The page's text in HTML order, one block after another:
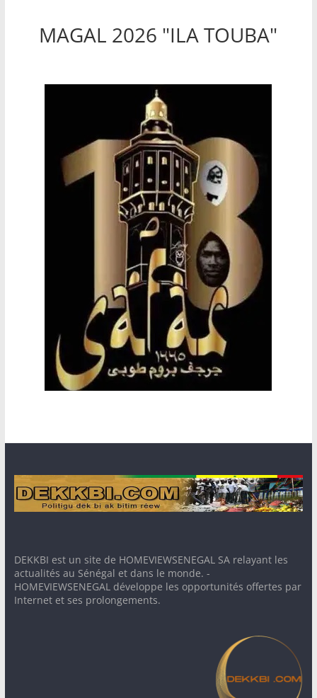
MAGAL 2026 "ILA TOUBA"
DEKKBI est un site de HOMEVIEWSENEGAL SA relayant les
actualités au Sénégal et dans le monde. -
HOMEVIEWSENEGAL développe les opportunités offertes par
Internet et ses prolongements.